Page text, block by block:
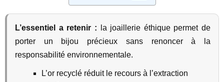
L’essentiel a retenir : la joaillerie éthique permet de
porter un bijou précieux sans renoncer à la
responsabilité environnementale.
L’or recyclé réduit le recours à l’extraction